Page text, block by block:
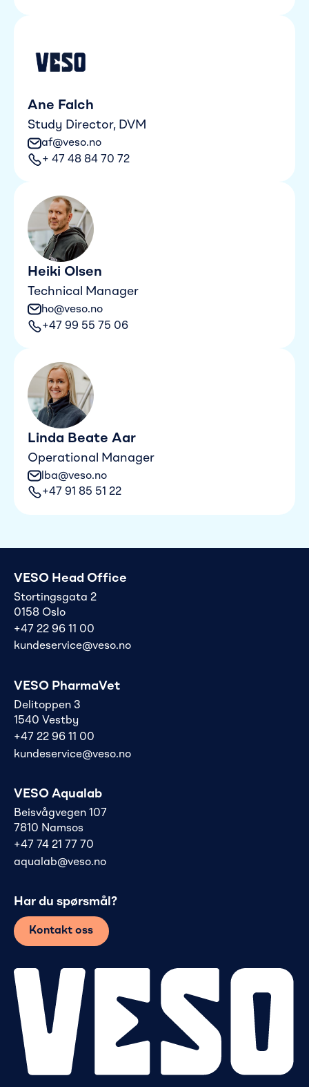
Ane Falch
Study Director, DVM
af@veso.no
+ 47 48 84 70 72
Heiki Olsen
Technical Manager
ho@veso.no
+47 99 55 75 06
Linda Beate Aar
Operational Manager
lba@veso.no
+47 91 85 51 22
VESO Head Office
Stortingsgata 2
0158 Oslo
+47 22 96 11 00
kundeservice@veso.no
VESO PharmaVet
Delitoppen 3
1540 Vestby
+47 22 96 11 00
kundeservice@veso.no
VESO Aqualab
Beisvågvegen 107
7810 Namsos
+47 74 21 77 70
aqualab@veso.no
Har du spørsmål?
Kontakt oss